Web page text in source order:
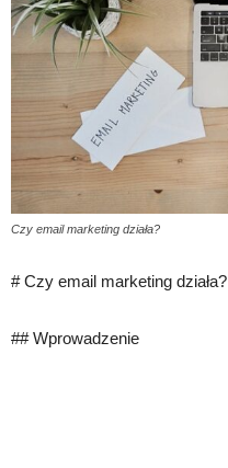
Czy email marketing działa?
# Czy email marketing działa?
## Wprowadzenie